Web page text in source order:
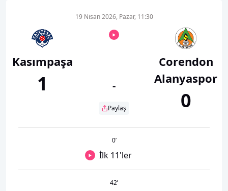
Kasımpaşa
1
19 Nisan 2026, Pazar, 11:30
-
Paylaş
Corendon
Alanyaspor
0
0’
İlk 11'ler
42’